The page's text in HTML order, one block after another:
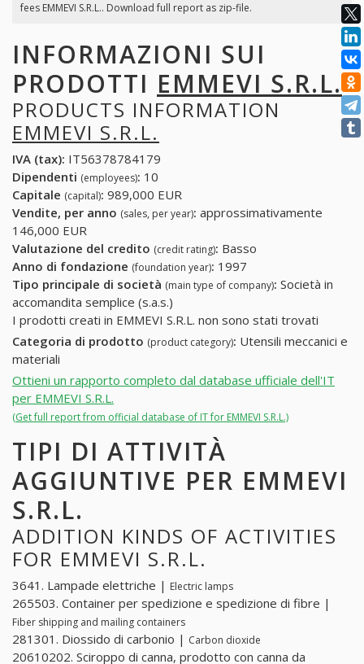
fees EMMEVI S.R.L.. Download full report as zip-file.
INFORMAZIONI SUI
PRODOTTI EMMEVI S.R.L.
PRODUCTS INFORMATION
EMMEVI S.R.L.
IVA (tax): IT56378784179
Dipendenti (employees): 10
Capitale (capital): 989,000 EUR
Vendite, per anno (sales, per year): approssimativamente
146,000 EUR
Valutazione del credito (credit rating): Basso
Anno di fondazione (foundation year): 1997
Tipo principale di società (main type of company): Società in
accomandita semplice (s.a.s.)
I prodotti creati in EMMEVI S.R.L. non sono stati trovati
Categoria di prodotto (product category): Utensili meccanici e
materiali
Ottieni un rapporto completo dal database ufficiale dell'IT
per EMMEVI S.R.L.
(Get full report from official database of IT for EMMEVI S.R.L.)
TIPI DI ATTIVITÀ
AGGIUNTIVE PER EMMEVI
S.R.L.
ADDITION KINDS OF ACTIVITIES
FOR EMMEVI S.R.L.
3641. Lampade elettriche | Electric lamps
265503. Container per spedizione e spedizione di fibre |
Fiber shipping and mailing containers
281301. Diossido di carbonio | Carbon dioxide
20610202. Sciroppo di canna, prodotto con canna da